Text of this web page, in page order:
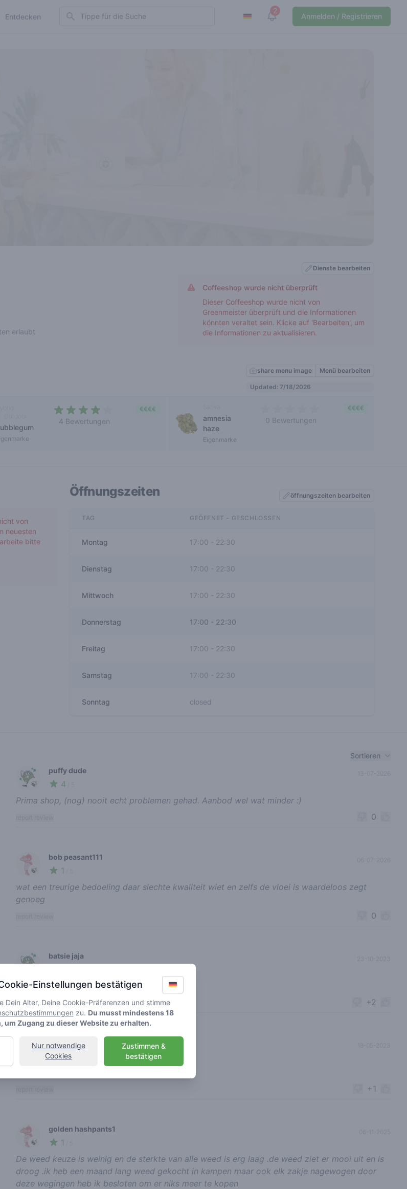
Entdecken Search 2
View notifications
Anmelden / Registrieren
erlaubt
Dienste bearbeiten
Coffeeshop wurde nicht überprüft
Dieser Coffeeshop wurde nicht von
Greenmeister überprüft und die Informationen
könnten veraltet sein. Klicke auf 'Bearbeiten', um
die Informationen zu aktualisieren.
share menu image Menü bearbeiten
Updated: 7/18/2026
4 Bewertungen
€€€€
amnesia
haze
Eigenmarke
0 Bewertungen
€€€€
von
neuesten
bitte
Öffnungszeiten öffnungszeiten bearbeiten
TAG GEÖFFNET - GESCHLOSSEN
Montag 17:00 - 22:30
Dienstag 17:00 22:30
Mittwoch 17:00 - 22:30
Donnerstag 17:00 - 22:30
Freitag 17:00 - 22:30
Samstag 17:00 22:30
Sonntag closed
Sortieren
🍃
puffy dude
4
13-07-2026
Prima shop, (nog) nooit echt problemen gehad. Aanbod wel wat minder :)
0
🍃
bob peasant111
1
wat een treurige bedoeling daar slechte kwaliteit wiet en zelfs de vloei is waardeloos zegt
genoeg
0
batsie jaja 23-10-2023
De beste wiet in de omgeving
report review +2
romantic marley
5/ 5
18-05-2023
+1
🍃
golden hashpants1
1
De weed keuze is weinig en de sterkte van alle weed is erg laag .de weed ziet er mooi uit en is
droog .ik heb een maand lang weed gekocht in kampen maar ook elk zakje nagewogen door
deze wegingen heb ik besloten om er niks meer te kopen
Einstellungen bestätigen
Dein Alter, Deine Cookie-Präferenzen und stimme
zu. Du musst mindestens 18
um Zugang zu dieser Website zu erhalten.
Zustimmen &
bestätigen
Nur notwendige
Cookies